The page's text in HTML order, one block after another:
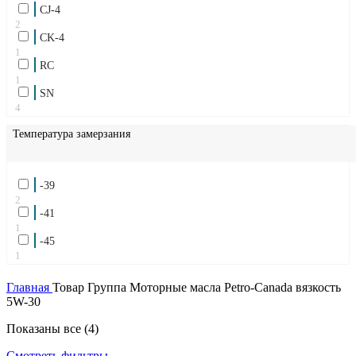
1
1
1
2
CJ-4
2
CK-4
1
RC
1
SN
4
Температура замерзания
-39
2
-41
1
-45
1
Главная Товар Группа Моторные масла Petro-Canada вязкость
5W-30
Показаны все (4)Сортировка: